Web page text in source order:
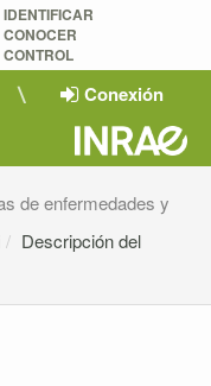
IDENTIFICAR
CONOCER
CONTROL
Conexión
de enfermedades y
Descripción del